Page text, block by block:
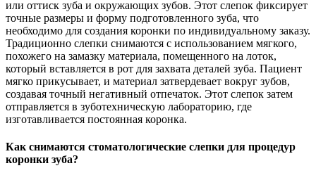
или оттиск зуба и окружающих зубов. Этот слепок фиксирует
точные размеры и форму подготовленного зуба, что
необходимо для создания коронки по индивидуальному заказу.
Традиционно слепки снимаются с использованием мягкого,
похожего на замазку материала, помещенного на лоток,
который вставляется в рот для захвата деталей зуба. Пациент
мягко прикусывает, и материал затвердевает вокруг зубов,
создавая точный негативный отпечаток. Этот слепок затем
отправляется в зуботехническую лабораторию, где
изготавливается постоянная коронка.
Как снимаются стоматологические слепки для процедур
коронки зуба?